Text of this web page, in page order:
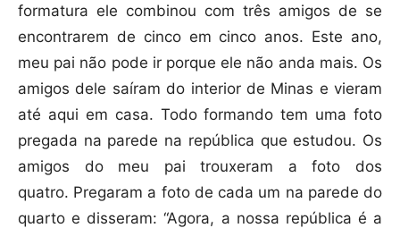
formatura ele combinou com três amigos de se
encontrarem de cinco em cinco anos. Este ano,
meu pai não pode ir porque ele não anda mais. Os
amigos dele saíram do interior de Minas e vieram
até aqui em casa. Todo formando tem uma foto
pregada na parede na república que estudou. Os
amigos do meu pai trouxeram a foto dos
quatro. Pregaram a foto de cada um na parede do
quarto e disseram: “Agora, a nossa república é a